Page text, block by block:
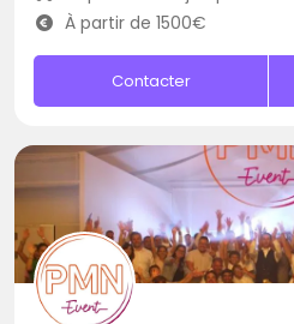
À partir de 1500€
Contacter